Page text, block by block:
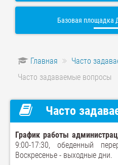
Базовая площадка
Главная
Часто
Часто задаваемые вопросы
Часто
График работы
9:00-17:30, обеденный
Воскресенье - выходные дни.